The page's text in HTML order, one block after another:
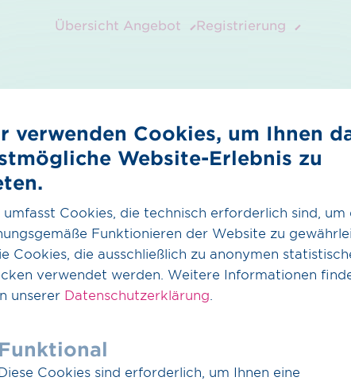
Übersicht Angebot Registrierung
für Angebot und Nachfrage, die
potenzieller Marktteilnehmer basiert.
erfolgt eigenständig und ohne
für den Erfolg einer Kontaktaufnahme, tritt
keine Vertriebs- oder Vermarktungstätigkeiten für
verwenden Cookies, um Ihnen
Website-Erlebnis zu
umfasst Cookies, die technisch erforderlich sind, um
Funktionieren der Website zu
Cookies, die ausschließlich zu anonymen
verwendet werden. Weitere Informationen
unserer Datenschutzerklärung
Funktional
Cookies sind erforderlich, um Ihnen eine